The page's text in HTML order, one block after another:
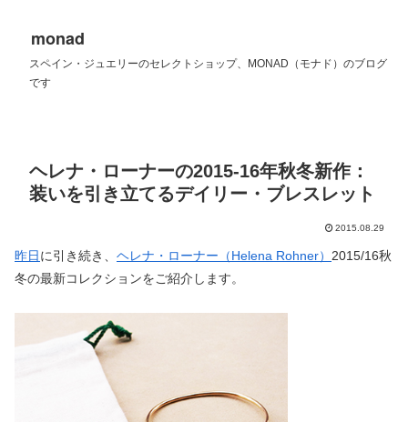
monad
スペイン・ジュエリーのセレクトショップ、MONAD（モナド）のブログ
です
ヘレナ・ローナーの2015-16年秋冬新作：
装いを引き立てるデイリー・ブレスレット
2015.08.29
昨日に引き続き、 ヘレナ・ローナー（Helena Rohner） 2015/16秋
冬の最新コレクションをご紹介します。